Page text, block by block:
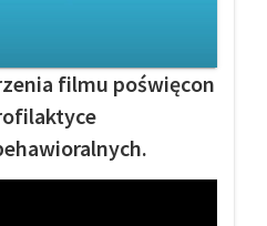
filmu poświęcon